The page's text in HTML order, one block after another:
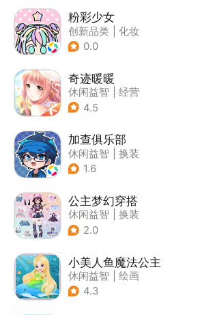
粉彩少女
创新品类
化妆
| 女性向
0.0
奇迹暖暖
休闲益智
经营
| 美少女
4.5
加查俱乐部
休闲益智
换装
1.6
公主梦幻穿搭
休闲益智
换装
| 女性向
2.0
小美人鱼魔法公主
休闲益智
绘画
| 儿童游戏
4.3